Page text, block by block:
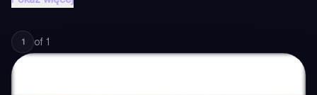
1 of 1